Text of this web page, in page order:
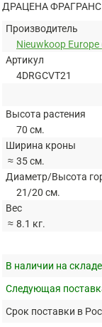
ДРАЦЕНА
Производитель
Nieuwkoop
Артикул
4DRGCVT21
Высота растения
70 см.
Ширина кроны
≈ 35 см.
Диаметр/Высота
21/20 см.
Вес
≈ 8.1 кг.
В наличии на
Следующая
Срок поставки в